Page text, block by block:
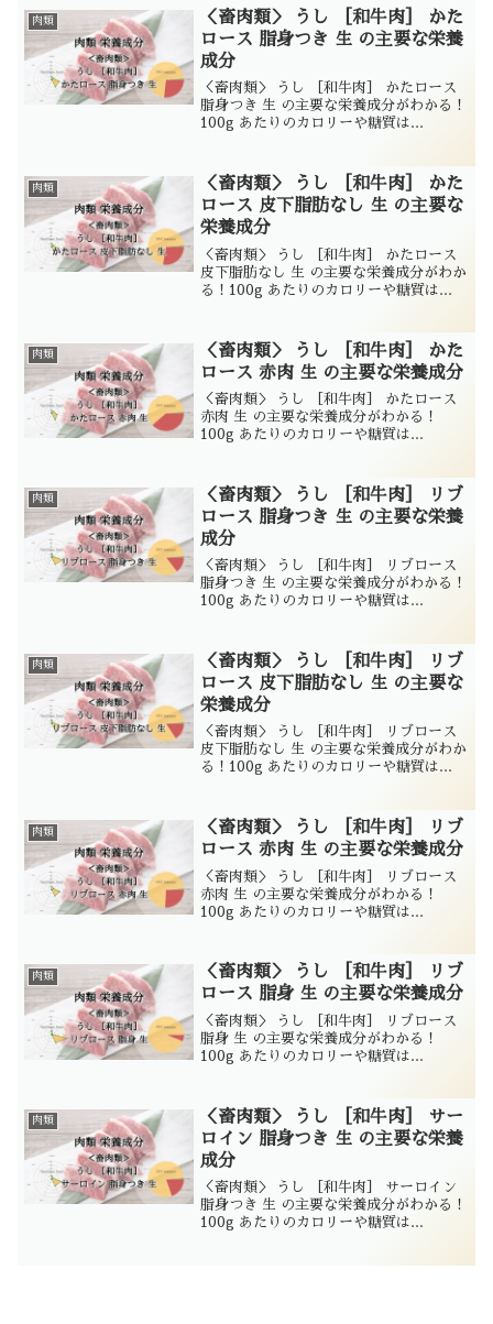
肉類
＜畜肉類＞ うし ［和牛肉］ かた
ロース 脂身つき 生 の主要な栄養
成分
＜畜肉類＞ うし ［和牛肉］ かたロース
脂身つき 生 の主要な栄養成分がわかる！
100g あたりのカロリーや糖質は...
肉類
＜畜肉類＞ うし ［和牛肉］ かた
ロース 皮下脂肪なし 生 の主要な
栄養成分
＜畜肉類＞ うし ［和牛肉］ かたロース
皮下脂肪なし 生 の主要な栄養成分がわか
る！100g あたりのカロリーや糖質は...
肉類
＜畜肉類＞ うし ［和牛肉］ かた
ロース 赤肉 生 の主要な栄養成分
＜畜肉類＞ うし ［和牛肉］ かたロース
赤肉 生 の主要な栄養成分がわかる！
100g あたりのカロリーや糖質は...
肉類
＜畜肉類＞ うし ［和牛肉］ リブ
ロース 脂身つき 生 の主要な栄養
成分
＜畜肉類＞ うし ［和牛肉］ リブロース
脂身つき 生 の主要な栄養成分がわかる！
100g あたりのカロリーや糖質は...
肉類
＜畜肉類＞ うし ［和牛肉］ リブ
ロース 皮下脂肪なし 生 の主要な
栄養成分
＜畜肉類＞ うし ［和牛肉］ リブロース
皮下脂肪なし 生 の主要な栄養成分がわか
る！100g あたりのカロリーや糖質は...
肉類
＜畜肉類＞ うし ［和牛肉］ リブ
ロース 赤肉 生 の主要な栄養成分
＜畜肉類＞ うし ［和牛肉］ リブロース
赤肉 生 の主要な栄養成分がわかる！
100g あたりのカロリーや糖質は...
肉類
＜畜肉類＞ うし ［和牛肉］ リブ
ロース 脂身 生 の主要な栄養成分
＜畜肉類＞ うし ［和牛肉］ リブロース
脂身 生 の主要な栄養成分がわかる！
100g あたりのカロリーや糖質は...
肉類
＜畜肉類＞ うし ［和牛肉］ サー
ロイン 脂身つき 生 の主要な栄養
成分
＜畜肉類＞ うし ［和牛肉］ サーロイン
脂身つき 生 の主要な栄養成分がわかる！
100g あたりのカロリーや糖質は...